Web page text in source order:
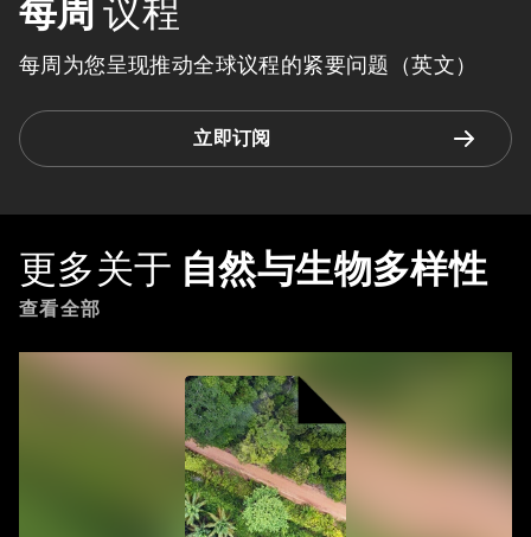
每周 议程
每周为您呈现推动全球议程的紧要问题（英文）
立即订阅
更多关于 自然与生物多样性
查看全部